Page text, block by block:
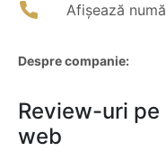
Afișează
Despre companie:
Review-uri
web